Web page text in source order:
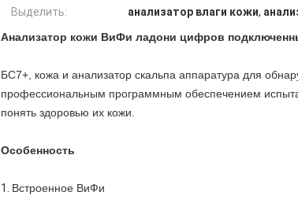
Выделить: анализатор влаги кожи,
Анализатор кожи ВиФи ладони цифров
БС7+, кожа и анализатор скальпа аппаратура для
профессиональным программным обеспечением
понять здоровью их кожи.
Особенность
1. Встроенное ВиФи